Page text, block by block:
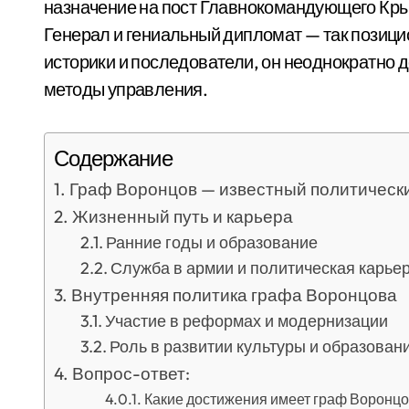
назначение на пост Главнокомандующего
Генерал и гениальный дипломат — так
историки и последователи, он
методы управления.
Содержание
Граф Воронцов — известный
Жизненный путь и карьера
Ранние годы и образование
Служба в армии и политическая
Внутренняя политика графа Воронцова
Участие в реформах и модернизации
Роль в развитии культуры и
Вопрос-ответ:
Какие достижения имеет граф